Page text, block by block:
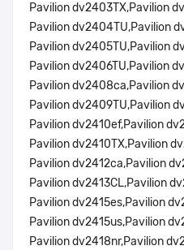
Pavilion dv2403TX,Pavilion
Pavilion dv2404TU,Pavilion
Pavilion dv2405TU,Pavilion
Pavilion dv2406TU,Pavilion
Pavilion dv2408ca,Pavilion
Pavilion dv2409TU,Pavilion
Pavilion dv2410ef,Pavilion
Pavilion dv2410TX,Pavilion
Pavilion dv2412ca,Pavilion
Pavilion dv2413CL,Pavilion
Pavilion dv2415es,Pavilion
Pavilion dv2415us,Pavilion
Pavilion dv2418nr,Pavilion